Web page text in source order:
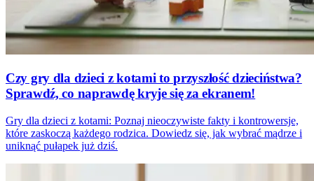
Czy gry dla dzieci z kotami to przyszłość dzieciństwa?
Sprawdź, co naprawdę kryje się za ekranem!
Gry dla dzieci z kotami: Poznaj nieoczywiste fakty i kontrowersje,
które zaskoczą każdego rodzica. Dowiedz się, jak wybrać mądrze i
uniknąć pułapek już dziś.